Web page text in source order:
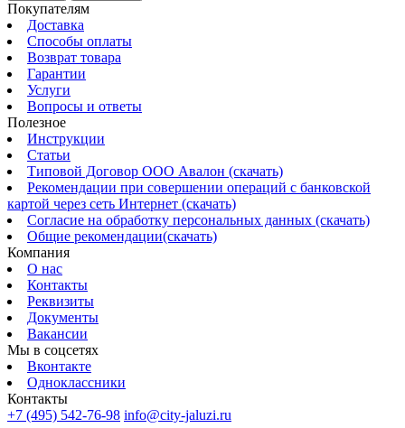
Покупателям
Доставка
Способы оплаты
Возврат товара
Гарантии
Услуги
Вопросы и ответы
Полезное
Инструкции
Статьи
Типовой Договор ООО Авалон (скачать)
Рекомендации при совершении операций с банковской
картой через сеть Интернет (скачать)
Согласие на обработку персональных данных (скачать)
Общие рекомендации(скачать)
Компания
О нас
Контакты
Реквизиты
Документы
Вакансии
Мы в соцсетях
Вконтакте
Одноклассники
Контакты
+7 (495) 542-76-98 info@city-jaluzi.ru